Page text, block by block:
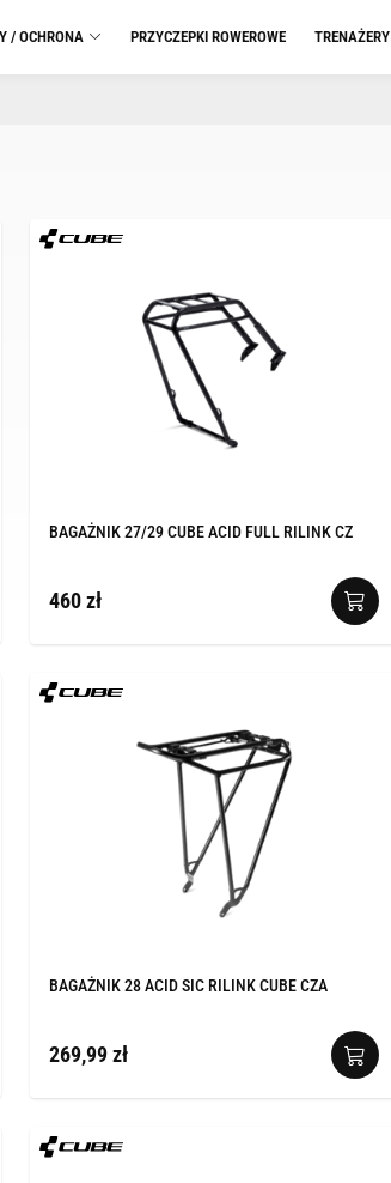
/ OCHRONA PRZYCZEPKI ROWEROWE TRENAŻERY
BAGAŻNIK 27/29 CUBE ACID FULL RILINK CZ
460 zł
BAGAŻNIK 28 ACID SIC RILINK CUBE CZA
269,99 zł